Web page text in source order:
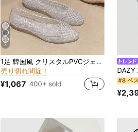
4
1足 韓国風 クリスタルPVCジェリーサンダル スリッパ、ポインテッドトゥ ローヴァンプ フラットボトム アウトドアカジュアルシューズ、インソールデザイン付き
#1 ベストセラー に 新着 女性用フラット
売り切れ間近！
#1 ベストセラー
売り切れ間近！
#1 ベストセラー
売り切れ間近！
#1 ベストセラー に 新着 女性用フラット
¥1,067 400+ sold #8 ベ